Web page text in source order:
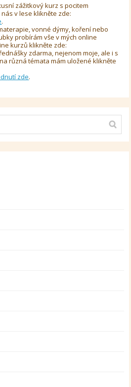
zážitkový kurz s pocitem
v lese klikněte zde:
.
vonné dýmy, koření nebo
probírám vše v mých online
kurzů klikněte zde:
zdarma, nejenom moje, ale i s
různá témata mám uložené klikněte
zde.